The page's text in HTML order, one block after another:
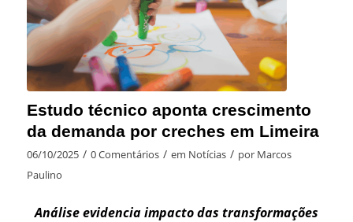
Estudo técnico aponta crescimento
da demanda por creches em Limeira
06/10/2025 / 0 Comentários / em Notícias / por Marcos
Paulino
Análise evidencia impacto das transformações